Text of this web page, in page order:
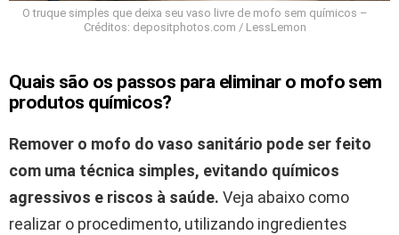
O truque simples que deixa seu vaso livre de mofo sem químicos –
Créditos: depositphotos.com / LessLemon
Quais são os passos para eliminar o mofo sem
produtos químicos?
Remover o mofo do vaso sanitário pode ser feito
com uma técnica simples, evitando químicos
agressivos e riscos à saúde. Veja abaixo como
realizar o procedimento, utilizando ingredientes